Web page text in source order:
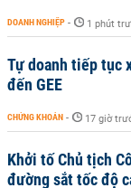
DOANH NGHIỆP - 1 phút
Tự doanh tiếp tục
đến GEE
CHỨNG KHOÁN - 17 giờ
Khởi tố Chủ tịch
đường sắt tốc độ